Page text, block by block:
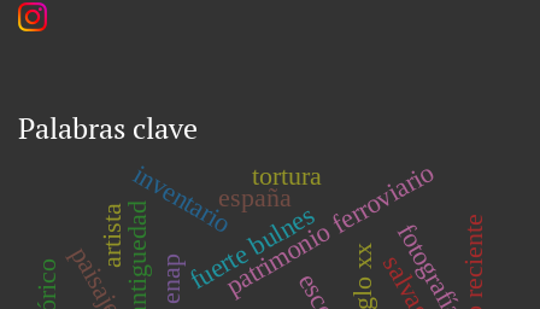
Palabras clave
patrimonio ferroviario
fuerte bulnes
antiguedad
inventario
fotografía
siglo xx
españa
paisaje enap
tortura
artista